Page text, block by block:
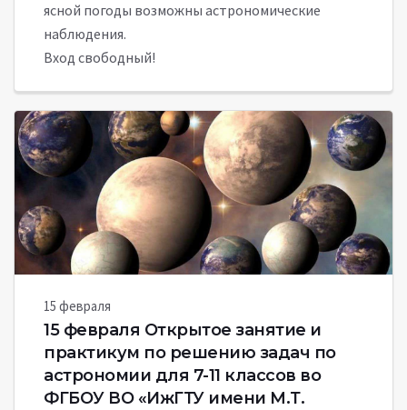
ясной погоды возможны астрономические
наблюдения.
Вход свободный!
15 февраля
15 февраля Открытое занятие и
практикум по решению задач по
астрономии для 7-11 классов во
ФГБОУ ВО «ИжГТУ имени М.Т.